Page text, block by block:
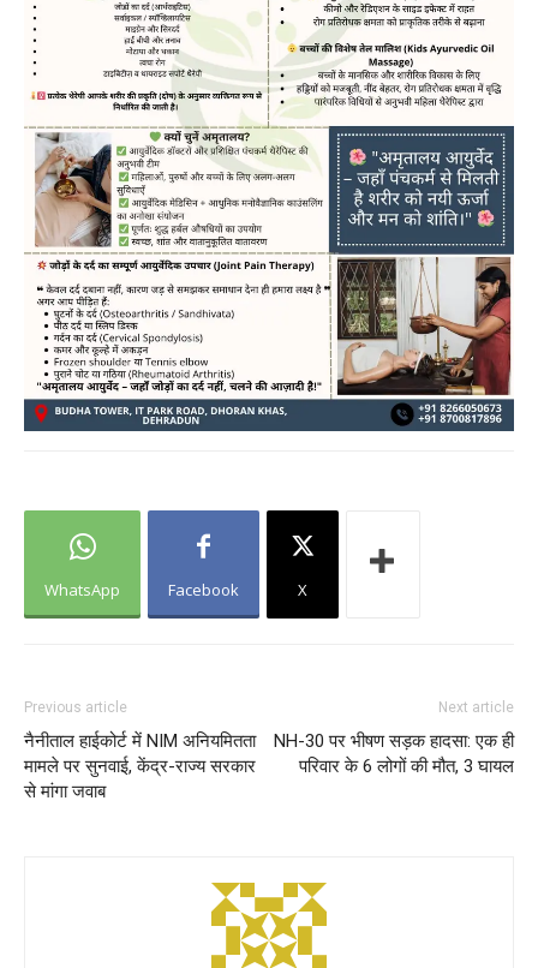
WhatsApp Facebook X
Previous article
नैनीताल हाईकोर्ट में NIM अनियमितता
मामले पर सुनवाई, केंद्र-राज्य सरकार
से मांगा जवाब
Next article
NH-30 पर भीषण सड़क हादसा: एक ही
परिवार के 6 लोगों की मौत, 3 घायल